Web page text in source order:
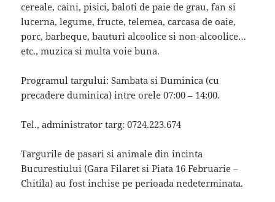
cereale, caini, pisici, baloti de paie de grau, fan si
lucerna, legume, fructe, telemea, carcasa de oaie,
porc, barbeque, bauturi alcoolice si non-alcoolice…
etc., muzica si multa voie buna.
Programul targului: Sambata si Duminica (cu
precadere duminica) intre orele 07:00 – 14:00.
Tel., administrator targ: 0724.223.674
Targurile de pasari si animale din incinta
Bucurestiului (Gara Filaret si Piata 16 Februarie –
Chitila) au fost inchise pe perioada nedeterminata.